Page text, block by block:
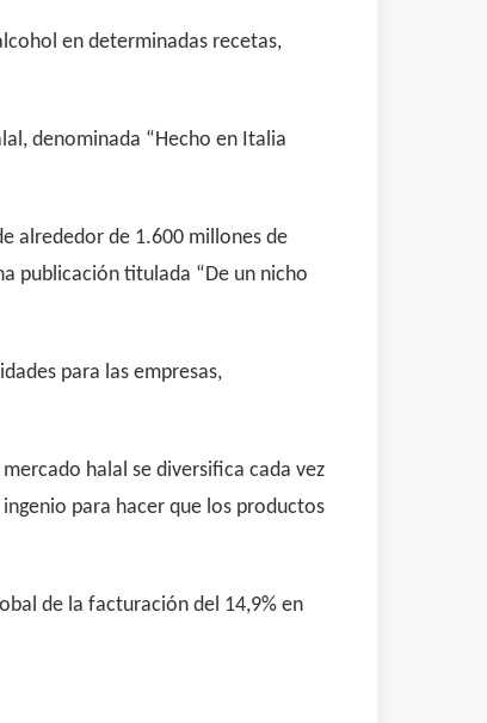
en determinadas recetas,
denominada “Hecho en Italia
alrededor de 1.600 millones de
publicación titulada “De un nicho
para las empresas,
halal se diversifica cada vez
para hacer que los productos
de la facturación del 14,9% en